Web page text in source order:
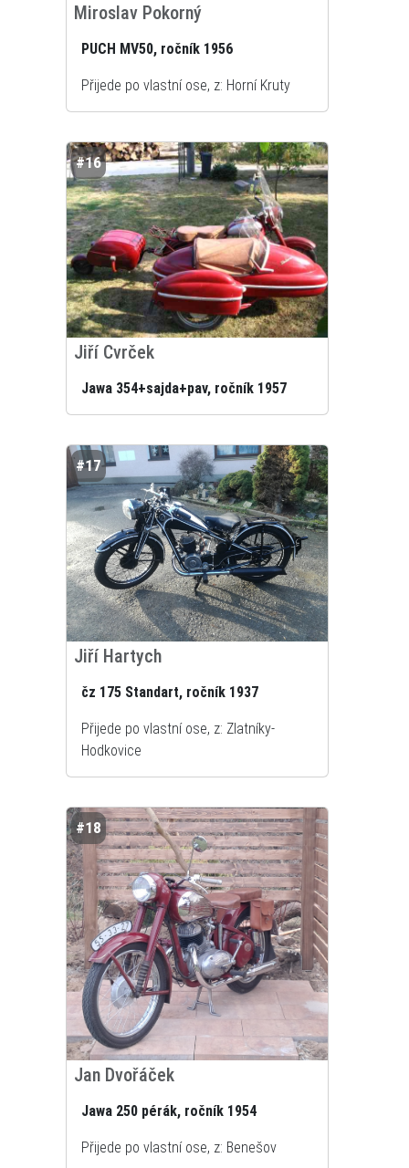
Miroslav Pokorný
PUCH MV50, ročník 1956
Přijede po vlastní ose, z: Horní Kruty
#16
Jiří Cvrček
Jawa 354+sajda+pav, ročník 1957
#17
Jiří Hartych
čz 175 Standart, ročník 1937
Přijede po vlastní ose, z: Zlatníky-
Hodkovice
#18
Jan Dvořáček
Jawa 250 pérák, ročník 1954
Přijede po vlastní ose, z: Benešov